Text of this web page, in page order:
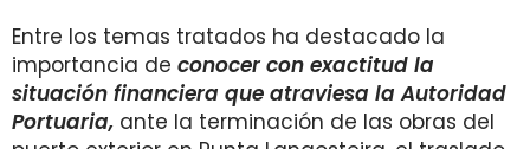
Entre los temas tratados ha destacado la
importancia de conocer con exactitud la
situación financiera que atraviesa la Autoridad
Portuaria, ante la terminación de las obras del